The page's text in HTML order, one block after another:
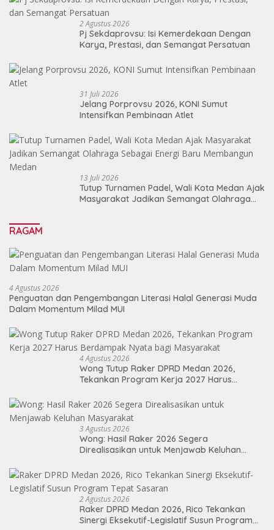
2 Agustus 2026
Pj Sekdaprovsu: Isi Kemerdekaan Dengan
Karya, Prestasi, dan Semangat Persatuan
31 Juli 2026
Jelang Porprovsu 2026, KONI Sumut
Intensifkan Pembinaan Atlet
13 Juli 2026
Tutup Turnamen Padel, Wali Kota Medan Ajak
Masyarakat Jadikan Semangat Olahraga
RAGAM
4 Agustus 2026
Penguatan dan Pengembangan Literasi Halal Generasi Muda
Dalam Momentum Milad MUI
4 Agustus 2026
Wong Tutup Raker DPRD Medan 2026,
Tekankan Program Kerja 2027 Harus
3 Agustus 2026
Wong: Hasil Raker 2026 Segera
Direalisasikan untuk Menjawab Keluhan
2 Agustus 2026
Raker DPRD Medan 2026, Rico Tekankan
Sinergi Eksekutif-Legislatif Susun Program